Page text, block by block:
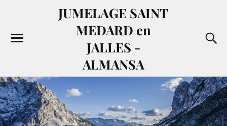
JUMELAGE SAINT
MEDARD en
JALLES -
ALMANSA